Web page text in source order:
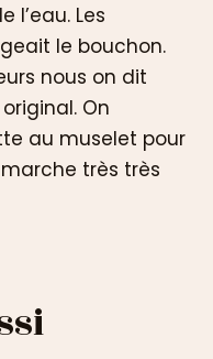
l’eau. Les
le bouchon.
nous on dit
On
au muselet pour
très très